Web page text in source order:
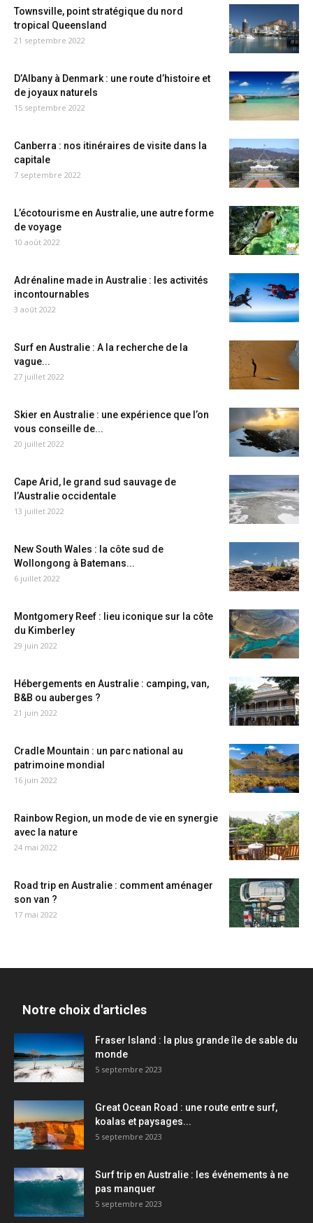
Townsville, point stratégique du nord
tropical Queensland
21 septembre 2022
D’Albany à Denmark : une route d’histoire et
de joyaux naturels
15 septembre 2022
Canberra : nos itinéraires de visite dans la
capitale
7 septembre 2022
L’écotourisme en Australie, une autre forme
de voyage
10 août 2022
Adrénaline made in Australie : les activités
incontournables
3 août 2022
Surf en Australie : A la recherche de la
vague...
27 juillet 2022
Skier en Australie : une expérience que l’on
vous conseille de...
20 juillet 2022
Cape Arid, le grand sud sauvage de
l’Australie occidentale
13 juillet 2022
New South Wales : la côte sud de
Wollongong à Batemans...
6 juillet 2022
Montgomery Reef : lieu iconique sur la côte
du Kimberley
29 juin 2022
Hébergements en Australie : camping, van,
B&B ou auberges ?
21 juin 2022
Cradle Mountain : un parc national au
patrimoine mondial
16 juin 2022
Rainbow Region, un mode de vie en synergie
avec la nature
24 mai 2022
Road trip en Australie : comment aménager
son van ?
17 mai 2022
Notre choix d'articles
Fraser Island : la plus grande île de sable du
monde
5 septembre 2023
Great Ocean Road : une route entre surf,
koalas et paysages...
5 septembre 2023
Surf trip en Australie : les événements à ne
pas manquer
5 septembre 2023